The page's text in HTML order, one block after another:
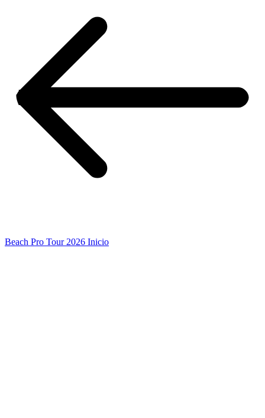
Beach Pro Tour 2026 Inicio